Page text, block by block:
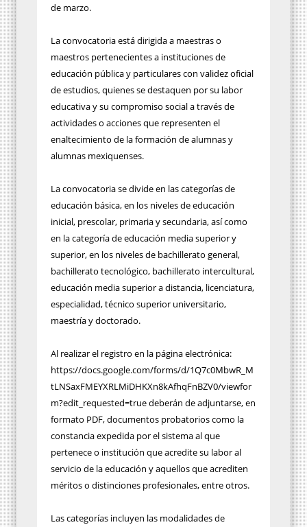
de marzo.
La convocatoria está dirigida a maestras o
maestros pertenecientes a instituciones de
educación pública y particulares con validez oficial
de estudios, quienes se destaquen por su labor
educativa y su compromiso social a través de
actividades o acciones que representen el
enaltecimiento de la formación de alumnas y
alumnas mexiquenses.
La convocatoria se divide en las categorías de
educación básica, en los niveles de educación
inicial, prescolar, primaria y secundaria, así como
en la categoría de educación media superior y
superior, en los niveles de bachillerato general,
bachillerato tecnológico, bachillerato intercultural,
educación media superior a distancia, licenciatura,
especialidad, técnico superior universitario,
maestría y doctorado.
Al realizar el registro en la página electrónica:
https://docs.google.com/forms/d/1Q7c0MbwR_M
tLNSaxFMEYXRLMiDHKXn8kAfhqFnBZV0/viewfor
m?edit_requested=true deberán de adjuntarse, en
formato PDF, documentos probatorios como la
constancia expedida por el sistema al que
pertenece o institución que acredite su labor al
servicio de la educación y aquellos que acrediten
méritos o distinciones profesionales, entre otros.
Las categorías incluyen las modalidades de